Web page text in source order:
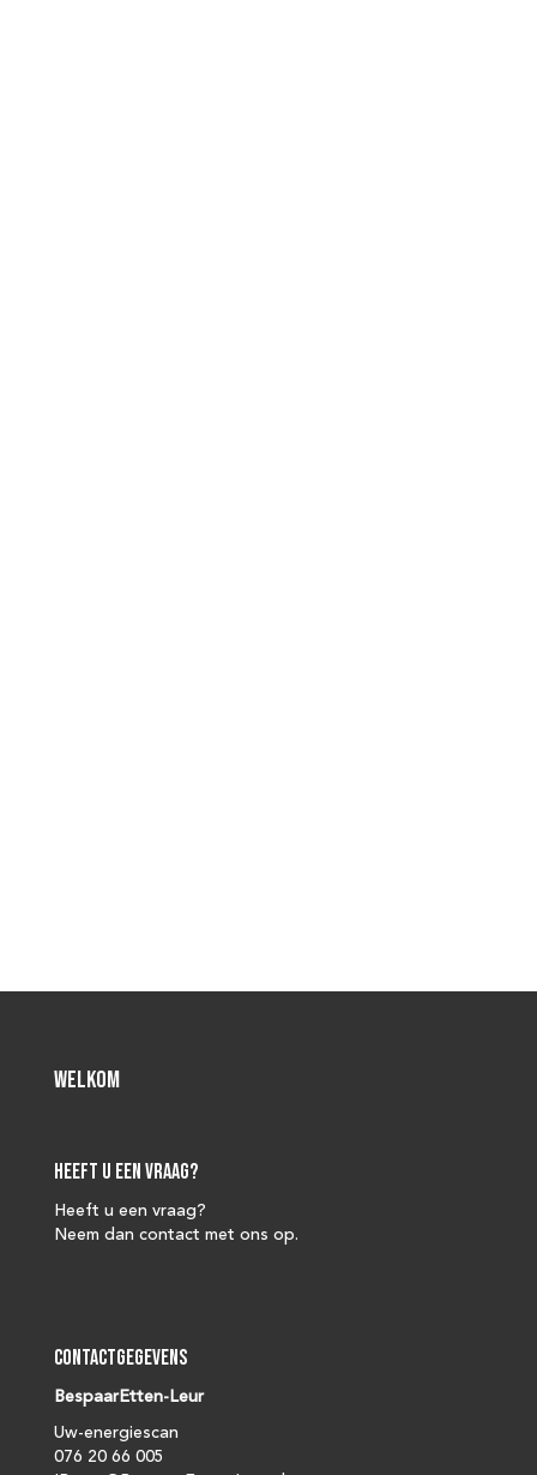
Welkom
Heeft u een vraag?
Heeft u een vraag?
Neem dan contact met ons op.
Contactgegevens
BespaarEtten-Leur
Uw-energiescan
076 20 66 005